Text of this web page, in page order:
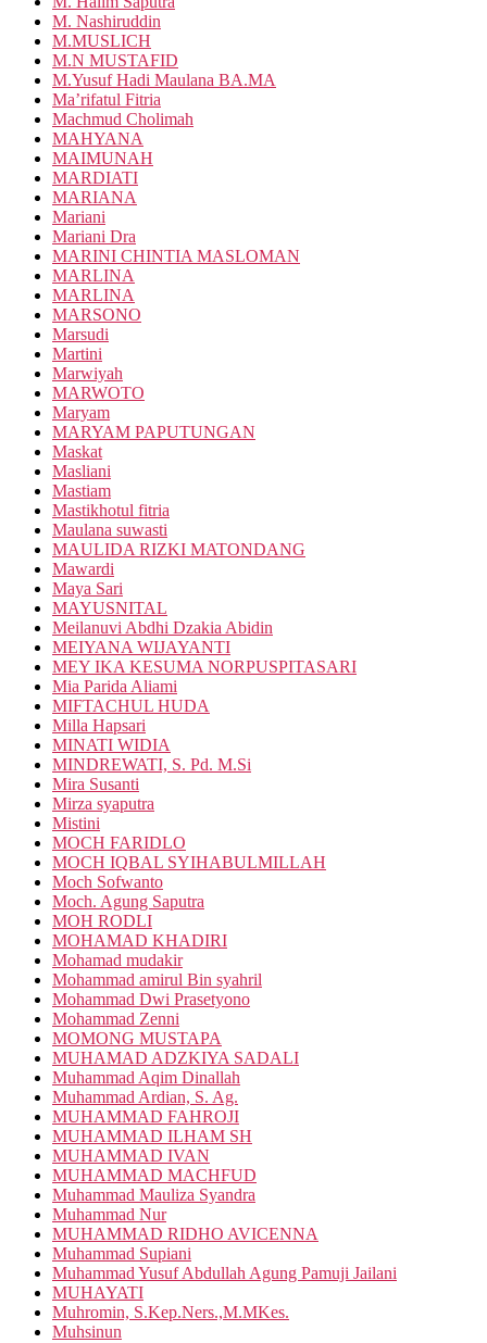
M. Nashiruddin
M.MUSLICH
M.N MUSTAFID
M.Yusuf Hadi Maulana BA.MA
Ma’rifatul Fitria
Machmud Cholimah
MAHYANA
MAIMUNAH
MARDIATI
MARIANA
Mariani
Mariani Dra
MARINI CHINTIA MASLOMAN
MARLINA
MARLINA
MARSONO
Marsudi
Martini
Marwiyah
MARWOTO
Maryam
MARYAM PAPUTUNGAN
Maskat
Masliani
Mastiam
Mastikhotul fitria
Maulana suwasti
MAULIDA RIZKI MATONDANG
Mawardi
Maya Sari
MAYUSNITAL
Meilanuvi Abdhi Dzakia Abidin
MEIYANA WIJAYANTI
MEY IKA KESUMA NORPUSPITASARI
Mia Parida Aliami
MIFTACHUL HUDA
Milla Hapsari
MINATI WIDIA
MINDREWATI, S. Pd. M.Si
Mira Susanti
Mirza syaputra
Mistini
MOCH FARIDLO
MOCH IQBAL SYIHABULMILLAH
Moch Sofwanto
Moch. Agung Saputra
MOH RODLI
MOHAMAD KHADIRI
Mohamad mudakir
Mohammad amirul Bin syahril
Mohammad Dwi Prasetyono
Mohammad Zenni
MOMONG MUSTAPA
MUHAMAD ADZKIYA SADALI
Muhammad Aqim Dinallah
Muhammad Ardian, S. Ag.
MUHAMMAD FAHROJI
MUHAMMAD ILHAM SH
MUHAMMAD IVAN
MUHAMMAD MACHFUD
Muhammad Mauliza Syandra
Muhammad Nur
MUHAMMAD RIDHO AVICENNA
Muhammad Supiani
Muhammad Yusuf Abdullah Agung Pamuji Jailani
MUHAYATI
Muhromin, S.Kep.Ners.,M.MKes.
Muhsinun